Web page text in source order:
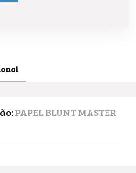
PAPEL BLUNT MASTER